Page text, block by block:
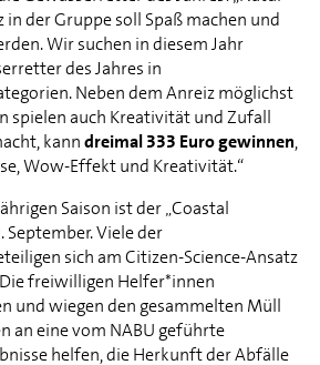
der Gruppe soll Spaß machen und
Wir suchen in diesem Jahr
des Jahres in
Neben dem Anreiz möglichst
spielen auch Kreativität und Zufall
kanndreimal 333 Euro gewinnen,
Wow-Effekt und Kreativität.“
Saison ist der „Coastal
September. Viele der
sich am Citizen-Science-Ansatz
freiwilligen Helfer*innen
und wiegen den gesammelten Müll
an eine vom NABU geführte
helfen, die Herkunft der Abfälle